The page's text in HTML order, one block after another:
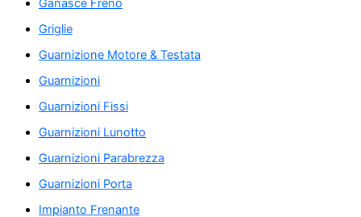
Ganasce Freno
Griglie
Guarnizione Motore & Testata
Guarnizioni
Guarnizioni Fissi
Guarnizioni Lunotto
Guarnizioni Parabrezza
Guarnizioni Porta
Impianto Frenante